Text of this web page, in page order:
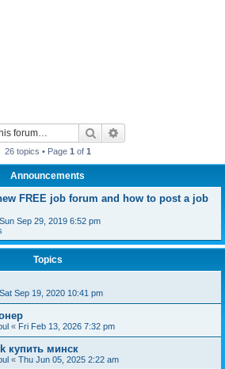
Search
26 topics • Page 1 of 1
Announcements
FREE job forum and how to post a job
Sun Sep 29, 2019 6:52 pm
Topics
Sat Sep 19, 2020 10:41 pm
« Fri Feb 13, 2026 7:32 pm
купить минск
« Thu Jun 05, 2025 2:22 am